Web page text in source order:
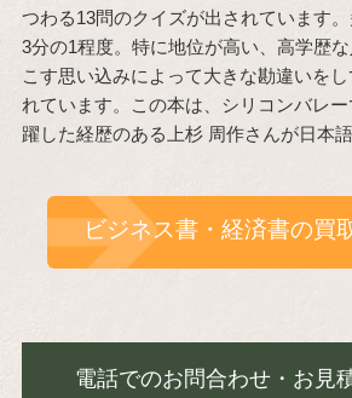
つわる13問のクイズが出されています
3分の1程度。特に地位が高い、高学歴
こす思い込みによって大きな勘違いを
れています。この本は、シリコンバレ
躍した経歴のある上杉 周作さんが日本
ビジネス書・経済書の買
電話でのお問合わせ・お見